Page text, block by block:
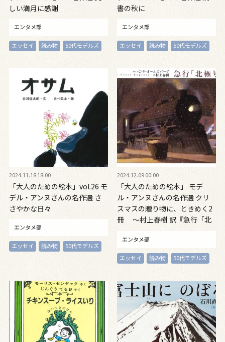
しい満月に感謝
エンタメ部
エッセイ 読み物 50代モデルズ
書の秋に
エンタメ部
エッセイ 読み物 50代モデルズ
2024.11.18 18:00
「大人のための絵本」vol.26 モ
デル・アンヌさんの名作選 さ
さやかな日々
エンタメ部
エッセイ 読み物 50代モデルズ
2024.12.09 00:00
「大人のための絵本」 モデ
ル・アンヌさんの名作選 クリ
スマスの贈り物に、ときめく2
冊 ～村上春樹 訳『急行「北
『360°BOOK 雪降る森』～
vol.27
エンタメ部
エッセイ 読み物 50代モデルズ